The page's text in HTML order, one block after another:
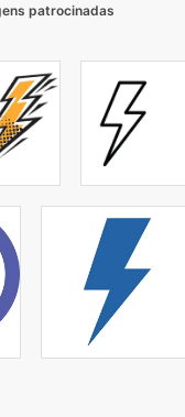
patrocinadas